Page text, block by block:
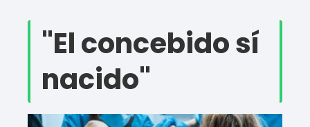
"El concebido sí
nacido"